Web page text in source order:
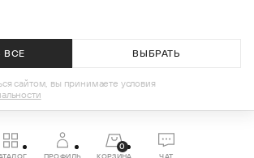
НЕТ В НАЛИЧИИ
ПРОФИЛЬ
0
КОРЗИНА ЧАТ
ВСЕ ВЫБРАТЬ
сайтом, вы принимаете условия